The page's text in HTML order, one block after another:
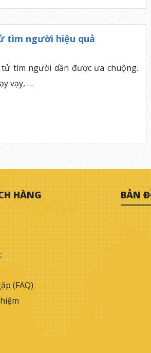
tìm người hiệu quả
tìm người dần được ưa chuộng.
vạy, …
HÀNG
(FAQ)
BẢN